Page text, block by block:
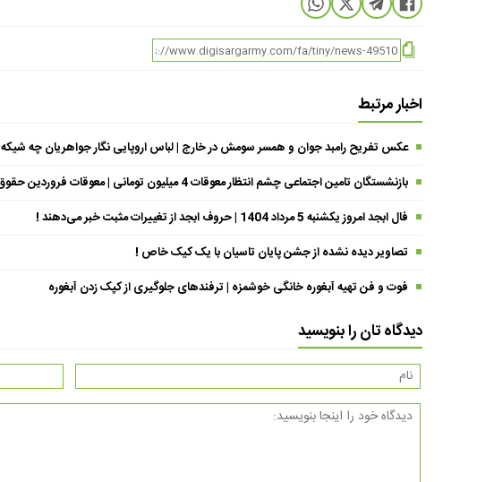
اخبار مرتبط
عکس تفریح رامبد جوان و همسر سومش در خارج | لباس اروپایی نگار جواهریان چه شیکه
بازنشستگان تامین اجتماعی چشم انتظار معوقات 4 میلیون تومانی | معوقات فروردین حقوق بازنشستگان کی واریز می شود ؟
فال ابجد امروز یکشنبه 5 مرداد 1404 | حروف ابجد از تغییرات مثبت خبر می‌دهند !
تصاویر دیده نشده از جشن پایان تاسیان با یک کیک خاص !
فوت و فن تهیه آبغوره خانگی خوشمزه | ترفندهای جلوگیری از کپک زدن آبغوره
دیدگاه تان را بنویسید